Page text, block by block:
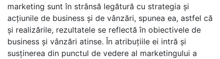
marketing sunt în strânsă legătură cu strategia și
acțiunile de business și de vânzări, spunea ea, astfel că
și realizările, rezultatele se reflectă în obiectivele de
business și vânzări atinse. În atribuțiile ei intră și
susținerea din punctul de vedere al marketingului a